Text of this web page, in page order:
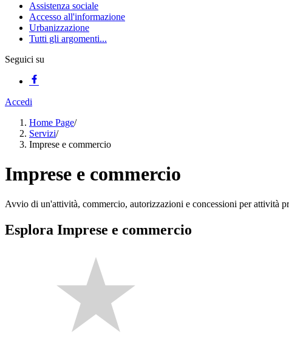
Assistenza sociale
Accesso all'informazione
Urbanizzazione
Tutti gli argomenti...
Seguici su
Accedi
Home Page/
Servizi/
Imprese e commercio
Imprese e commercio
Avvio di un'attività, commercio, autorizzazioni e concessioni per attività
Esplora Imprese e commercio